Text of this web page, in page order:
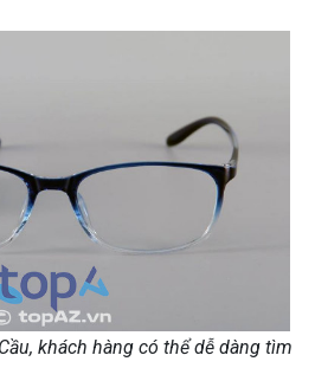
khách hàng có thể dễ dàng tìm